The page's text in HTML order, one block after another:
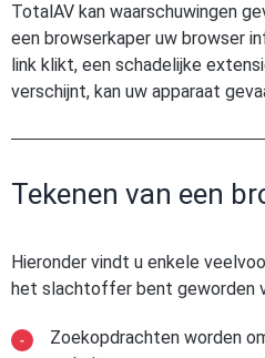
TotalAV kan waarschuwingen
een browserkaper uw browser
link klikt, een schadelijke
verschijnt, kan uw apparaat
Tekenen van een
Hieronder vindt u enkele
het slachtoffer bent geworden
Zoekopdrachten worden